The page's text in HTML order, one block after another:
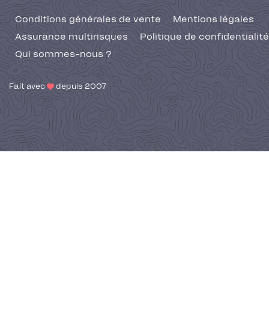
Conditions générales de vente
Mentions légales
Assurance multirisques
Politique de confidentialité
Qui sommes-nous ?
Fait avec depuis 2007